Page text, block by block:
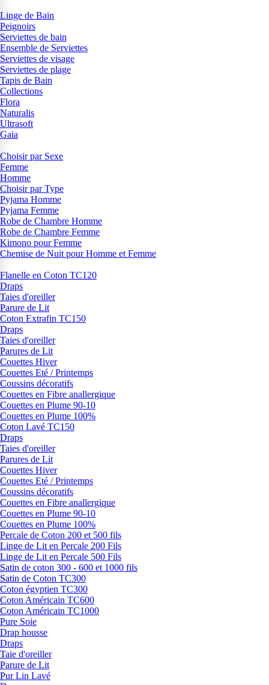
Linge de Bain
Peignoirs
Serviettes de bain
Ensemble de Serviettes
Serviettes de visage
Serviettes de plage
Tapis de Bain
Collections
Flora
Naturalis
Ultrasoft
Gaia
Choisir par Sexe
Femme
Homme
Choisir par Type
Pyjama Homme
Pyjama Femme
Robe de Chambre Homme
Robe de Chambre Femme
Kimono pour Femme
Chemise de Nuit pour Homme et Femme
Flanelle en Coton TC120
Draps
Taies d'oreiller
Parure de Lit
Coton Extrafin TC150
Draps
Taies d'oreiller
Parures de Lit
Couettes Hiver
Couettes Eté / Printemps
Coussins décoratifs
Couettes en Fibre anallergique
Couettes en Plume 90-10
Couettes en Plume 100%
Coton Lavé TC150
Draps
Taies d'oreiller
Parures de Lit
Couettes Hiver
Couettes Eté / Printemps
Coussins décoratifs
Couettes en Fibre anallergique
Couettes en Plume 90-10
Couettes en Plume 100%
Percale de Coton 200 et 500 fils
Linge de Lit en Percale 200 Fils
Linge de Lit en Percale 500 Fils
Satin de coton 300 - 600 et 1000 fils
Satin de Coton TC300
Coton égyptien TC300
Coton Américain TC600
Coton Américain TC1000
Pure Soie
Drap housse
Draps
Taie d'oreiller
Parure de Lit
Pur Lin Lavé